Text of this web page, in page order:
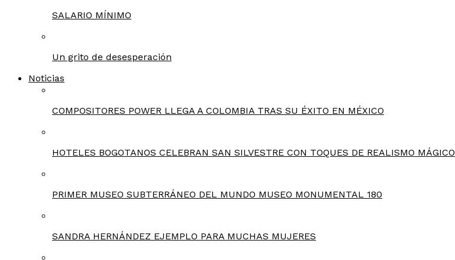
SALARIO MÍNIMO
Un grito de desesperación
Noticias
COMPOSITORES POWER LLEGA A COLOMBIA TRAS SU ÉXITO EN MÉXICO
HOTELES BOGOTANOS CELEBRAN SAN SILVESTRE CON TOQUES DE REALISMO MÁGICO
PRIMER MUSEO SUBTERRÁNEO DEL MUNDO MUSEO MONUMENTAL 180
SANDRA HERNÁNDEZ EJEMPLO PARA MUCHAS MUJERES